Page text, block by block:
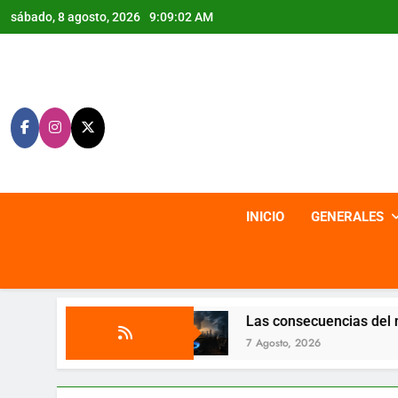
Saltar
al
sábado, 8 agosto, 2026 9:09:04 AM
INICIO GENERALES
Las consecuencias del negacionismo
7 Agosto, 2026